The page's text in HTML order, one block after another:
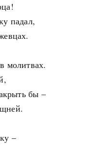
падал,
молитвах.
бы –
–